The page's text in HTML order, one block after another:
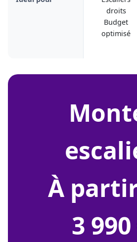
droits
Budget
optimisé
monte-
À
3